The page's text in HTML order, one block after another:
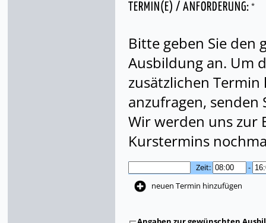
TERMIN(E) / ANFORDERUNG: *
Bitte geben Sie den
Ausbildung an. Um
zusätzlichen
anzufragen, senden
Wir werden uns zur
Kurstermins
Zeit:
-
neuen Termin hinzufügen